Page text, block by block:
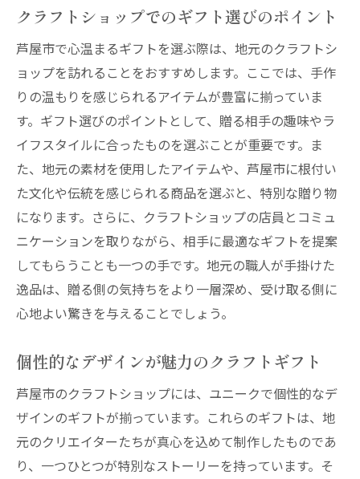
クラフトショップでのギフト選びのポイント
芦屋市で心温まるギフトを選ぶ際は、地元のクラフトシ
ョップを訪れることをおすすめします。ここでは、手作
りの温もりを感じられるアイテムが豊富に揃っていま
す。ギフト選びのポイントとして、贈る相手の趣味やラ
イフスタイルに合ったものを選ぶことが重要です。ま
た、地元の素材を使用したアイテムや、芦屋市に根付い
た文化や伝統を感じられる商品を選ぶと、特別な贈り物
になります。さらに、クラフトショップの店員とコミュ
ニケーションを取りながら、相手に最適なギフトを提案
してもらうことも一つの手です。地元の職人が手掛けた
逸品は、贈る側の気持ちをより一層深め、受け取る側に
心地よい驚きを与えることでしょう。
個性的なデザインが魅力のクラフトギフト
芦屋市のクラフトショップには、ユニークで個性的なデ
ザインのギフトが揃っています。これらのギフトは、地
元のクリエイターたちが真心を込めて制作したものであ
り、一つひとつが特別なストーリーを持っています。そ